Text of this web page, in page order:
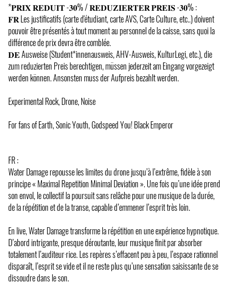
*𝐏𝐑𝐈𝐗 𝐑𝐄𝐃𝐔𝐈𝐓 -𝟑𝟎% / 𝐑𝐄𝐃𝐔𝐙𝐈𝐄𝐑𝐓𝐄𝐑 𝐏𝐑𝐄𝐈𝐒 -𝟑𝟎% :
𝐅𝐑 Les justificatifs (carte d'étudiant, carte AVS, Carte Culture, etc..) doivent
pouvoir être présentés à tout moment au personnel de la caisse, sans quoi la
différence de prix devra être comblée.
𝐃𝐄 Ausweise (Student*innenausweis, AHV-Ausweis, KulturLegi, etc.), die
zum reduzierten Preis berechtigen, müssen jederzeit am Eingang vorgezeigt
werden können. Ansonsten muss der Aufpreis bezahlt werden.
Experimental Rock, Drone, Noise
For fans of Earth, Sonic Youth, Godspeed You! Black Emperor
FR :
Water Damage repousse les limites du drone jusqu’à l’extrême, fidèle à son
principe « Maximal Repetition Minimal Deviation ». Une fois qu’une idée prend
son envol, le collectif la poursuit sans relâche pour une musique de la durée,
de la répétition et de la transe, capable d’emmener l’esprit très loin.
En live, Water Damage transforme la répétition en une expérience hypnotique.
D’abord intrigante, presque déroutante, leur musique finit par absorber
totalement l’auditeur·rice. Les repères s’effacent peu à peu, l’espace rationnel
disparaît, l’esprit se vide et il ne reste plus qu’une sensation saisissante de se
dissoudre dans le son.